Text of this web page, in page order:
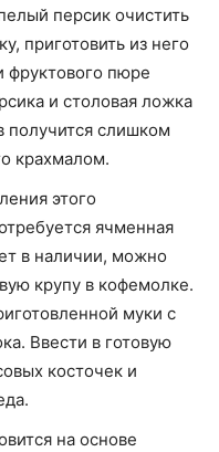
персик очистить
приготовить из него
пюре
и столовая ложка
получится слишком
крахмалом.
этого
ячменная
в наличии, можно
крупу в кофемолке.
муки с
Ввести в готовую
косточек и
на основе